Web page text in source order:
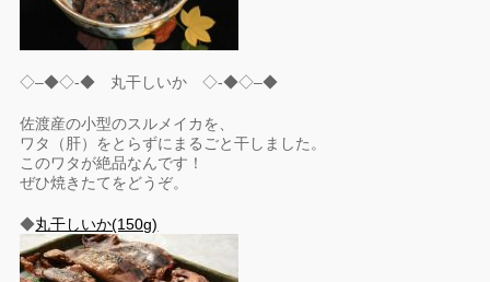
◇–◆◇-◆ 丸干しいか ◇-◆◇–◆
佐渡産の小型のスルメイカを、
ワタ（肝）をとらずにまるごと干しました。
このワタが絶品なんです！
ぜひ焼きたてをどうぞ。
◆丸干しいか(150g)